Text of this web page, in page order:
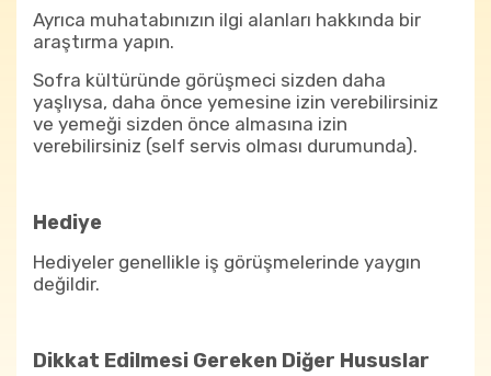
Ayrıca muhatabınızın ilgi alanları hakkında bir
araştırma yapın.
Sofra kültüründe görüşmeci sizden daha
yaşlıysa, daha önce yemesine izin verebilirsiniz
ve yemeği sizden önce almasına izin
verebilirsiniz (self servis olması durumunda).
Hediye
Hediyeler genellikle iş görüşmelerinde yaygın
değildir.
Dikkat Edilmesi Gereken Diğer Hususlar